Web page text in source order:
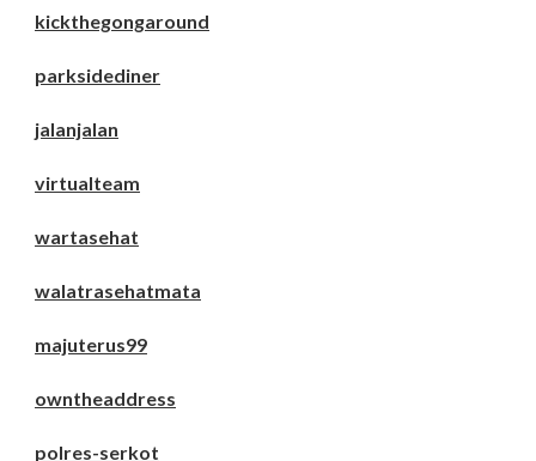
kickthegongaround
parksidediner
jalanjalan
virtualteam
wartasehat
walatrasehatmata
majuterus99
owntheaddress
polres-serkot